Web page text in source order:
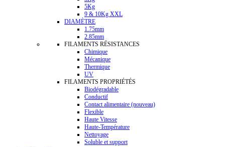
5Kg
9 & 10Kg XXL
DIAMÈTRE
1.75mm
2.85mm
FILAMENTS RÉSISTANCES
Chimique
Mécanique
Thermique
UV
FILAMENTS PROPRIÉTÉS
Biodégradable
Conductif
Contact alimentaire (nouveau)
Flexible
Haute Vitesse
Haute-Température
Nettoyage
Soluble et support